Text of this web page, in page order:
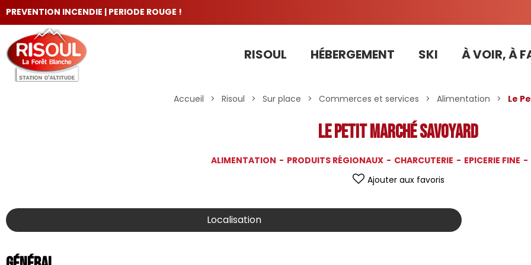
PREVENTION INCENDIE | PERIODE ROUGE !
RISOUL HÉBERGEMENT SKI À VOIR, À
Accueil > Risoul > Sur place > Commerces et services > Alimentation > Le
Le Petit Marché Savoyard
ALIMENTATION PRODUITS RÉGIONAUX CHARCUTERIE EPICERIE FINE
Ajouter aux favoris
Localisation